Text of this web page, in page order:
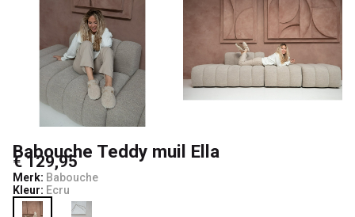
Babouche Teddy muil Ella
€ 129,95
Merk: Babouche
Kleur: Ecru